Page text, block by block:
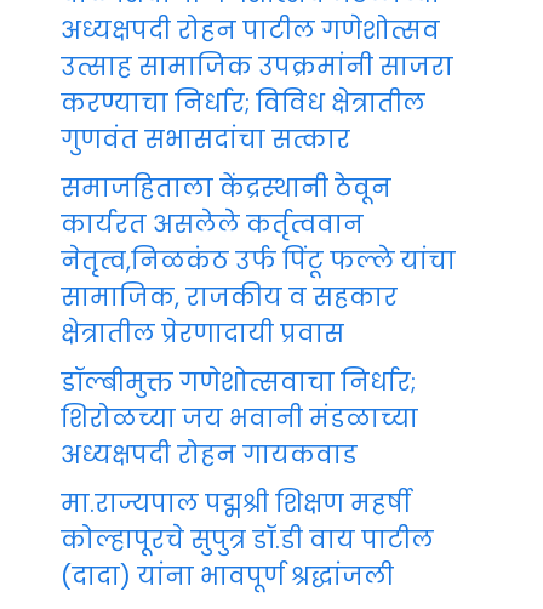
अध्यक्षपदी रोहन पाटील गणेशोत्सव
उत्साह सामाजिक उपक्रमांनी साजरा
करण्याचा निर्धार; विविध क्षेत्रातील
गुणवंत सभासदांचा सत्कार
समाजहिताला केंद्रस्थानी ठेवून
कार्यरत असलेले कर्तृत्ववान
नेतृत्व,निळकंठ उर्फ पिंटू फल्ले यांचा
सामाजिक, राजकीय व सहकार
क्षेत्रातील प्रेरणादायी प्रवास
डॉल्बीमुक्त गणेशोत्सवाचा निर्धार;
शिरोळच्या जय भवानी मंडळाच्या
अध्यक्षपदी रोहन गायकवाड
मा.राज्यपाल पद्मश्री शिक्षण महर्षी
कोल्हापूरचे सुपुत्र डॉ.डी वाय पाटील
(दादा) यांना भावपूर्ण श्रद्धांजली